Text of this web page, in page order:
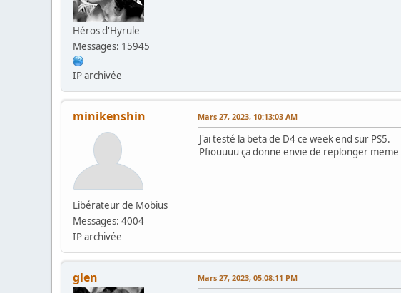
Héros d'Hyrule
Messages: 15945
IP archivée
minikenshin
Libérateur de Mobius
Messages: 4004
IP archivée
Mars 27, 2023, 10:13:03 AM
J'ai testé la beta de D4 ce week end sur PS5.
Pfiouuuu ça donne envie de replonger
glen Mars 27, 2023, 05:08:11 PM